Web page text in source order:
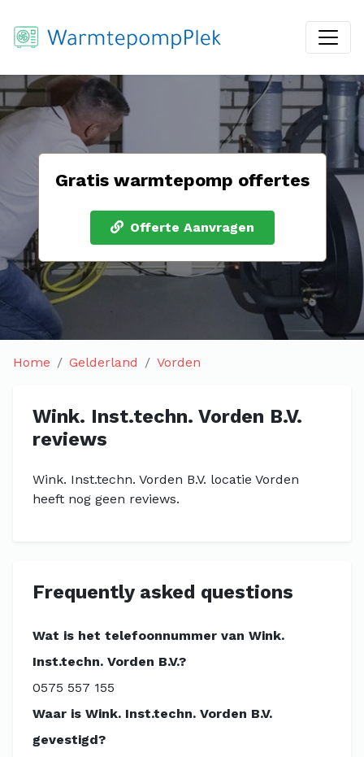
Gratis warmtepomp offertes
Offerte Aanvragen
Home Gelderland Vorden
Wink. Inst.techn. Vorden B.V.
reviews
Wink. Inst.techn. Vorden B.V. locatie Vorden
heeft nog geen reviews.
Frequently asked questions
Wat is het telefoonnummer van Wink.
Inst.techn. Vorden B.V.?
0575 557 155
Waar is Wink. Inst.techn. Vorden B.V.
gevestigd?